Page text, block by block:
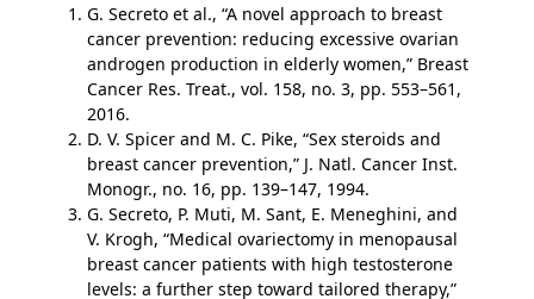
G. Secreto et al., “A novel approach to breast
cancer prevention: reducing excessive ovarian
androgen production in elderly women,” Breast
Cancer Res. Treat., vol. 158, no. 3, pp. 553–561,
2016.
D. V. Spicer and M. C. Pike, “Sex steroids and
breast cancer prevention,” J. Natl. Cancer Inst.
Monogr., no. 16, pp. 139–147, 1994.
G. Secreto, P. Muti, M. Sant, E. Meneghini, and
V. Krogh, “Medical ovariectomy in menopausal
breast cancer patients with high testosterone
levels: a further step toward tailored therapy,”